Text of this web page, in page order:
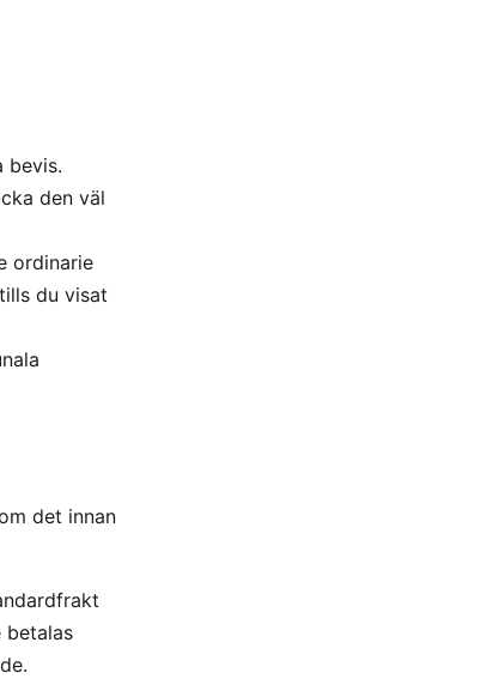
bevis.
den väl
ordinarie
du visat
det innan
betalas